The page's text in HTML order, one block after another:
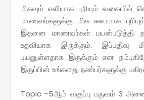
மிகவும் எளியாக புரியும் வகையில்
மாணவர்களுக்கு மிக சுலபமாக
இதனை மாணவர்கள் பயன்படுத்தி
உதவியாக இருக்கும். இப்பதிவு
பயனுள்ளதாக இருக்கும் என
இருப்பின் உங்களது நண்பர்களுக்கு
Topic -5ஆம் வகுப்பு பருவம் 3